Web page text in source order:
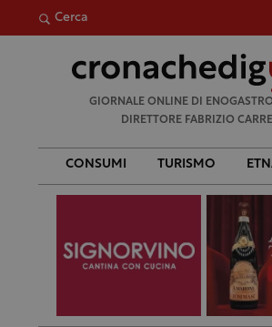
Cerca
per:
GIORNALE ONLINE DI
DIRETTORE FABRIZIO
CONSUMI TURISMO